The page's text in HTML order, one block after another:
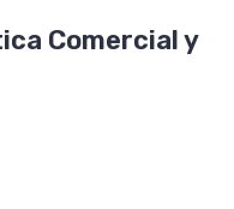
Comercial y